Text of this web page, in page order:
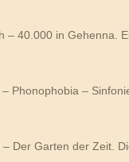
– 40.000 in Gehenna.
Phonophobia –
Der Garten der Zeit.